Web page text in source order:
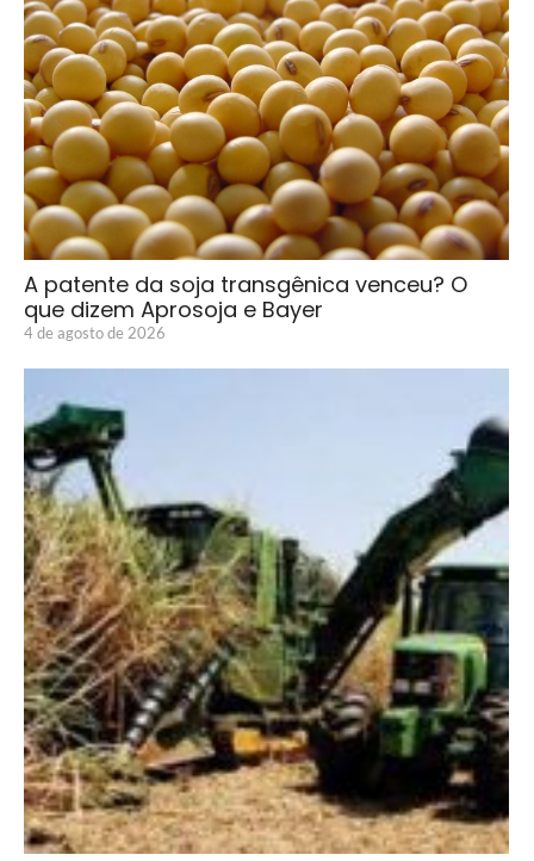
A patente da soja transgênica venceu? O
que dizem Aprosoja e Bayer
4 de agosto de 2026